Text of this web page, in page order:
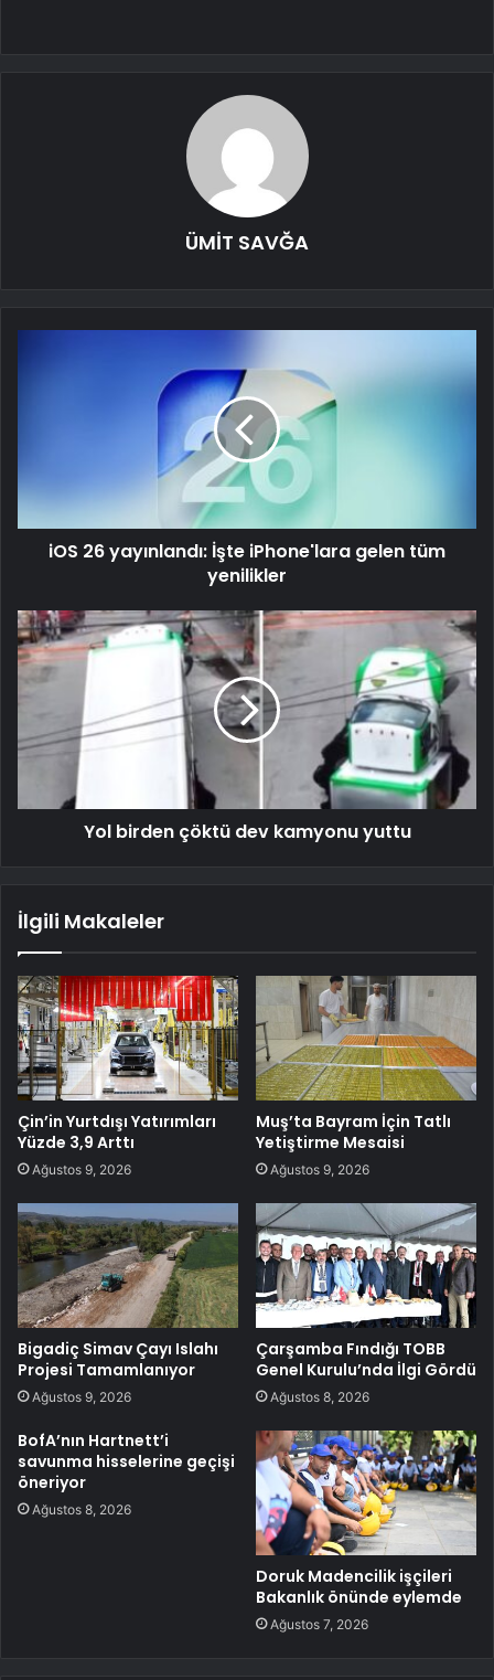
ÜMİT SAVĞA
iOS 26 yayınlandı: İşte iPhone'lara gelen tüm
yenilikler
Yol birden çöktü dev kamyonu yuttu
İlgili Makaleler
Çin’in Yurtdışı Yatırımları
Yüzde 3,9 Arttı
Ağustos 9, 2026
Muş’ta Bayram İçin Tatlı
Yetiştirme Mesaisi
Ağustos 9, 2026
Bigadiç Simav Çayı Islahı
Projesi Tamamlanıyor
Ağustos 9, 2026
Çarşamba Fındığı TOBB
Genel Kurulu’nda İlgi Gördü
Ağustos 8, 2026
BofA’nın Hartnett’i
savunma hisselerine geçişi
öneriyor
Ağustos 8, 2026
Doruk Madencilik işçileri
Bakanlık önünde eylemde
Ağustos 7, 2026